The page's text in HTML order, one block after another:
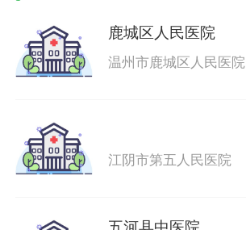
鹿城区人民医院
温州市鹿城区人民医院
江阴市第五人民医院